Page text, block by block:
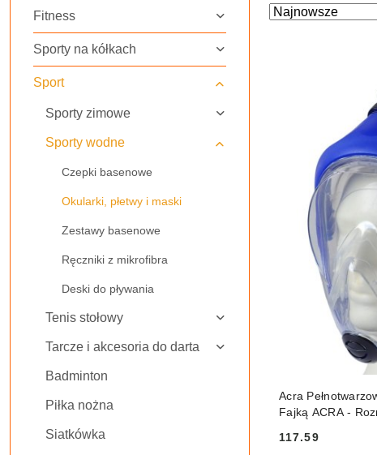
Fitness
Sporty na kółkach
Sport
Sporty zimowe
Sporty wodne
Czepki basenowe
Okularki, płetwy i maski
Zestawy basenowe
Ręczniki z mikrofibra
Deski do pływania
Tenis stołowy
Tarcze i akcesoria do darta
Badminton
Piłka nożna
Siatkówka
Zastosowano
Sortuj
Acra
Fajką ACRA -
Cena:
117.59